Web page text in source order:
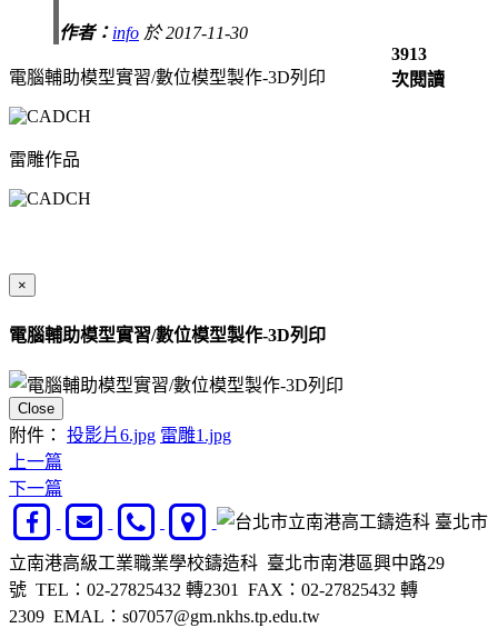
作者： info 於 2017-11-30
3913
次閱讀
電腦輔助模型實習/數位模型製作-3D列印
雷雕作品
×
電腦輔助模型實習/數位模型製作-3D列印
Close
附件： 投影片6.jpg 雷雕1.jpg
上一篇
下一篇
臺北市
立南港高級工業職業學校鑄造科 臺北市南港區興中路29
號 TEL：02-27825432 轉2301 FAX：02-27825432 轉
2309 EMAL：s07057@gm.nkhs.tp.edu.tw